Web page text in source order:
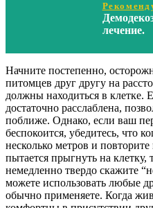
лечение.
Начните постепенно,
питомцев друг другу на
должны находиться в клетке.
достаточно расслаблена,
поближе. Однако, если ваш
беспокоится, убедитесь, что
несколько метров и
пытается прыгнуть на клетку,
немедленно твердо скажите
можете использовать любые
обычно применяете. Когда